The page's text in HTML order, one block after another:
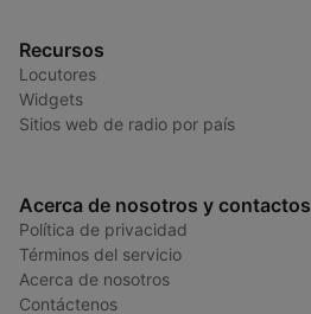
Recursos
Locutores
Widgets
Sitios web de radio por país
Acerca de nosotros y contactos
Política de privacidad
Términos del servicio
Acerca de nosotros
Contáctenos